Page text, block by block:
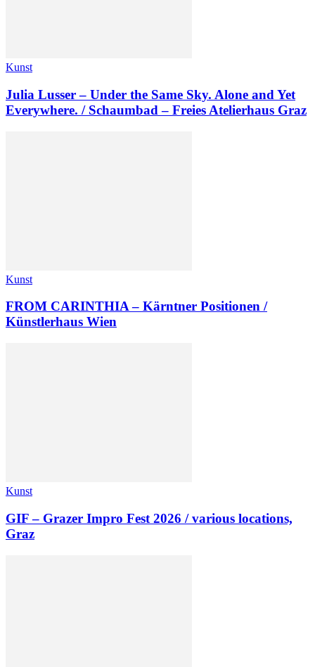
Kunst
Julia Lusser – Under the Same Sky. Alone and Yet
Everywhere. / Schaumbad – Freies Atelierhaus Graz
Kunst
FROM CARINTHIA – Kärntner Positionen /
Künstlerhaus Wien
Kunst
GIF – Grazer Impro Fest 2026 / various locations,
Graz